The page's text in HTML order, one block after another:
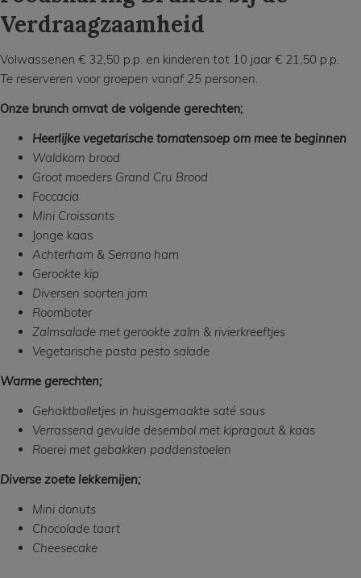
Verdraagzaamheid
Volwassenen € 32,50 p.p. en kinderen tot 10 jaar € 21,50 p.p.
Te reserveren voor groepen vanaf 25 personen.
Onze brunch omvat de volgende gerechten;
Heerlijke vegetarische tomatensoep om mee te beginnen
Waldkorn brood
Groot moeders Grand Cru Brood
Foccacia
Mini Croissants
Jonge kaas
Achterham & Serrano ham
Gerookte kip
Diversen soorten jam
Roomboter
Zalmsalade met gerookte zalm & rivierkreeftjes
Vegetarische pasta pesto salade
Warme gerechten;
Gehaktballetjes in huisgemaakte saté saus
Verrassend gevulde desembol met kipragout & kaas
Roerei met gebakken paddenstoelen
Diverse zoete lekkernijen;
Mini donuts
Chocolade taart
Cheesecake